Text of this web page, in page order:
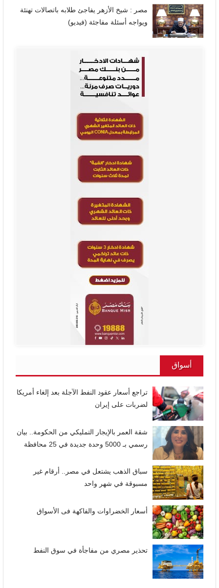
مصر : شيخ الأزهر يفاجئ طلابه باتصالات تهنئة
ويواجه أسئلة مفاجئة (فيديو)
أسواق
تراجع أسعار عقود النفط الآجلة بعد إلغاء أمريكا
لضربات على إيران
شقة العمر بالإيجار التمليكي من الحكومة.. بيان
رسمي بـ 5000 وحدة جديدة في 25 محافظة
سباق الذهب يشتعل في مصر.. أرقام غير
مسبوقة في شهر واحد
أسعار الخضراوات والفاكهة فى الأسواق
تحذير مصري من مفاجأة في سوق النفط